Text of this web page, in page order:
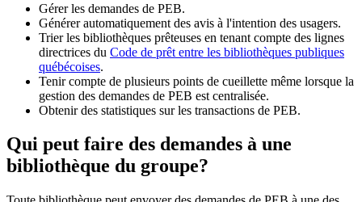
Gérer les demandes de PEB.
Générer automatiquement des avis à l'intention des usagers.
Trier les bibliothèques prêteuses en tenant compte des lignes
directrices du Code de prêt entre les bibliothèques publiques
québécoises.
Tenir compte de plusieurs points de cueillette même lorsque la
gestion des demandes de PEB est centralisée.
Obtenir des statistiques sur les transactions de PEB.
Qui peut faire des demandes à une
bibliothèque du groupe?